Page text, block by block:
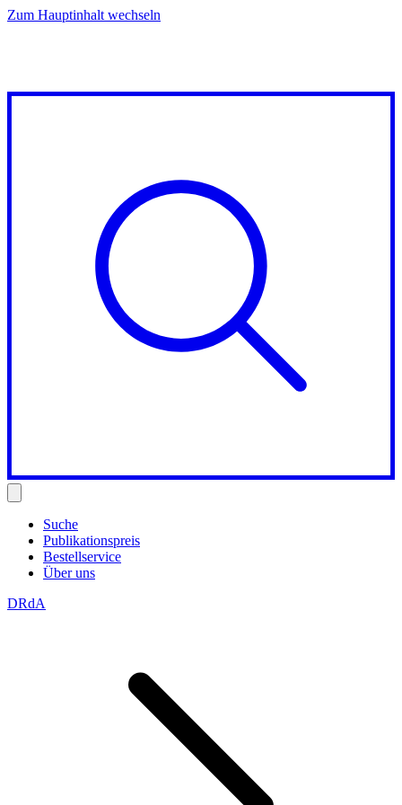
Zum Hauptinhalt wechseln
Suche
Publikationspreis
Bestellservice
Über uns
DRdA